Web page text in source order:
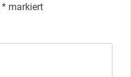
* markiert